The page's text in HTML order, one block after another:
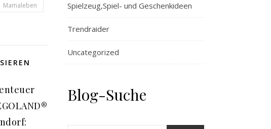
Mamaleben
Spielzeug,Spiel- und Geschenkideen
Trendraider
Uncategorized
Blog-Suche